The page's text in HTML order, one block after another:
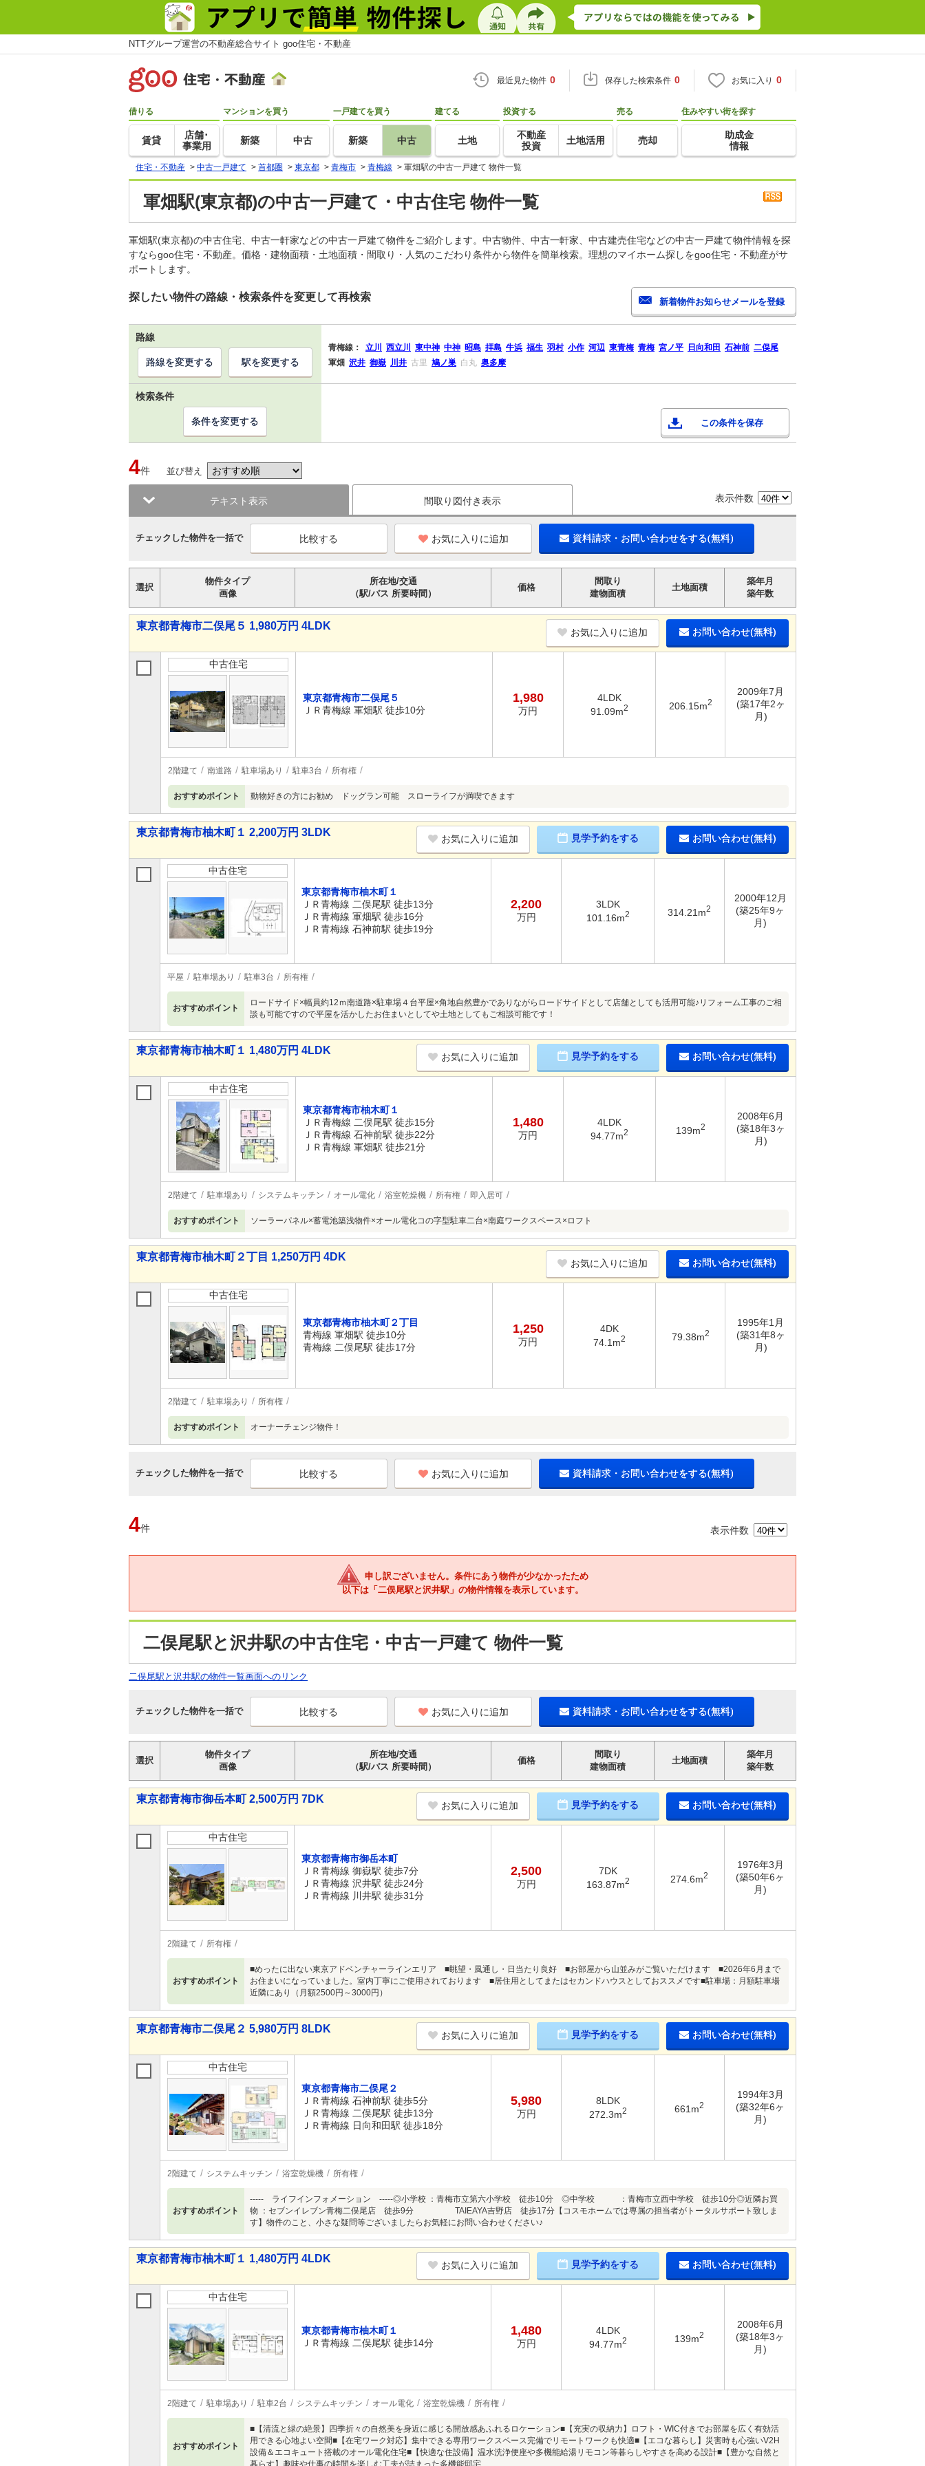
NTTグループ運営の不動産総合サイト goo住宅・不動産
最近見た物件 0 保存した検索条件 0 お気に入り 0
借りる
賃貸
店舗･
事業用
マンションを買う
新築 中古
一戸建てを買う
新築 中古
建てる
土地
投資する
不動産
投資
土地活用
売る
売却
住みやすい街を探す
助成金
情報
住宅・不動産 > 中古一戸建て > 首都圏 > 東京都 > 青梅市 > 青梅線 > 軍畑駅の中古一戸建て 物件一覧
軍畑駅(東京都)の中古一戸建て・中古住宅 物件一覧
軍畑駅(東京都)の中古住宅、中古一軒家などの中古一戸建て物件をご紹介します。中古物件、中古一軒家、中古建売住宅などの中古一戸建て物件情報を探
すならgoo住宅・不動産。価格・建物面積・土地面積・間取り・人気のこだわり条件から物件を簡単検索。理想のマイホーム探しをgoo住宅・不動産がサ
ポートします。
探したい物件の路線・検索条件を変更して再検索
路線
青梅線： 立川 西立川 東中神 中神 昭島 拝島 牛浜 福生 羽村 小作 河辺 東青梅 青梅 宮ノ平 日向和田 石神前 二俣尾
軍畑 沢井 御嶽 川井 古里 鳩ノ巣 白丸 奥多摩
路線を変更する 駅を変更する
検索条件
この条件を保存
条件を変更する
4件 並び替え
テキスト表示 間取り図付き表示 表示件数
チェックした物件を一括で お気に入りに追加 資料請求・お問い合わせをする(無料)
選択
物件タイプ
画像
所在地/交通
（駅/バス 所要時間）
価格
間取り
建物面積
土地面積
築年月
築年数
東京都青梅市二俣尾５ 1,980万円 4LDK
お気に入りに追加 お問い合わせ(無料)
中古住宅
東京都青梅市二俣尾５
ＪＲ青梅線 軍畑駅 徒歩10分
1,980
万円
4LDK
91.09m2 206.15m2
2009年7月
(築17年2ヶ
月)
2階建て 南道路 駐車場あり 駐車3台 所有権
おすすめポイント 動物好きの方にお勧め ドッグラン可能 スローライフが満喫できます
東京都青梅市柚木町１ 2,200万円 3LDK
お気に入りに追加 見学予約をする お問い合わせ(無料)
中古住宅
東京都青梅市柚木町１
ＪＲ青梅線 二俣尾駅 徒歩13分
ＪＲ青梅線 軍畑駅 徒歩16分
ＪＲ青梅線 石神前駅 徒歩19分
2,200
万円
3LDK
101.16m2 314.21m2
2000年12月
(築25年9ヶ
月)
平屋 駐車場あり 駐車3台 所有権
おすすめポイント
ロードサイド×幅員約12ｍ南道路×駐車場４台平屋×角地自然豊かでありながらロードサイドとして店舗としても活用可能♪リフォーム工事のご相
談も可能ですので平屋を活かしたお住まいとしてや土地としてもご相談可能です！
東京都青梅市柚木町１ 1,480万円 4LDK
お気に入りに追加 見学予約をする お問い合わせ(無料)
中古住宅
東京都青梅市柚木町１
ＪＲ青梅線 二俣尾駅 徒歩15分
ＪＲ青梅線 石神前駅 徒歩22分
ＪＲ青梅線 軍畑駅 徒歩21分
1,480
万円
4LDK
94.77m2 139m2
2008年6月
(築18年3ヶ
月)
2階建て 駐車場あり システムキッチン オール電化 浴室乾燥機 所有権 即入居可
おすすめポイント ソーラーパネル×蓄電池築浅物件×オール電化コの字型駐車二台×南庭ワークスペース×ロフト
東京都青梅市柚木町２丁目 1,250万円 4DK
お気に入りに追加 お問い合わせ(無料)
中古住宅
東京都青梅市柚木町２丁目
青梅線 軍畑駅 徒歩10分
青梅線 二俣尾駅 徒歩17分
1,250
万円
4DK
74.1m2 79.38m2
1995年1月
(築31年8ヶ
月)
2階建て 駐車場あり 所有権
おすすめポイント オーナーチェンジ物件！
チェックした物件を一括で お気に入りに追加 資料請求・お問い合わせをする(無料)
4件 表示件数
申し訳ございません。条件にあう物件が少なかったため
以下は「二俣尾駅と沢井駅」の物件情報を表示しています。
二俣尾駅と沢井駅の中古住宅・中古一戸建て 物件一覧
二俣尾駅と沢井駅の物件一覧画面へのリンク
チェックした物件を一括で お気に入りに追加 資料請求・お問い合わせをする(無料)
選択
物件タイプ
画像
所在地/交通
（駅/バス 所要時間）
価格
間取り
建物面積
土地面積
築年月
築年数
東京都青梅市御岳本町 2,500万円 7DK
お気に入りに追加 見学予約をする お問い合わせ(無料)
中古住宅
東京都青梅市御岳本町
ＪＲ青梅線 御嶽駅 徒歩7分
ＪＲ青梅線 沢井駅 徒歩24分
ＪＲ青梅線 川井駅 徒歩31分
2,500
万円
7DK
163.87m2 274.6m2
1976年3月
(築50年6ヶ
月)
2階建て 所有権
おすすめポイント
■めったに出ない東京アドベンチャーラインエリア ■眺望・風通し・日当たり良好 ■お部屋から山並みがご覧いただけます ■2026年6月まで
お住まいになっていました。室内丁寧にご使用されております ■居住用としてまたはセカンドハウスとしておススメです■駐車場：月額駐車場
近隣にあり（月額2500円～3000円）
東京都青梅市二俣尾２ 5,980万円 8LDK
お気に入りに追加 見学予約をする お問い合わせ(無料)
中古住宅
東京都青梅市二俣尾２
ＪＲ青梅線 石神前駅 徒歩5分
ＪＲ青梅線 二俣尾駅 徒歩13分
ＪＲ青梅線 日向和田駅 徒歩18分
5,980
万円
8LDK
272.3m2 661m2
1994年3月
(築32年6ヶ
月)
2階建て システムキッチン 浴室乾燥機 所有権
おすすめポイント
----- ライフインフォメーション -----◎小学校 ：青梅市立第六小学校 徒歩10分 ◎中学校 ：青梅市立西中学校 徒歩10分◎近隣お買
物 ：セブンイレブン青梅二俣尾店 徒歩9分 TAIEAYA吉野店 徒歩17分【コスモホームでは専属の担当者がトータルサポート致しま
す】物件のこと、小さな疑問等ございましたらお気軽にお問い合わせください♪
東京都青梅市柚木町１ 1,480万円 4LDK
お気に入りに追加 見学予約をする お問い合わせ(無料)
中古住宅
東京都青梅市柚木町１
ＪＲ青梅線 二俣尾駅 徒歩14分
1,480
万円
4LDK
94.77m2 139m2
2008年6月
(築18年3ヶ
月)
2階建て 駐車場あり 駐車2台 システムキッチン オール電化 浴室乾燥機 所有権
おすすめポイント
■【清流と緑の絶景】四季折々の自然美を身近に感じる開放感あふれるロケーション■【充実の収納力】ロフト・WIC付きでお部屋を広く有効活
用できる心地よい空間■【在宅ワーク対応】集中できる専用ワークスペース完備でリモートワークも快適■【エコな暮らし】災害時も心強いV2H
設備＆エコキュート搭載のオール電化住宅■【快適な住設備】温水洗浄便座や多機能給湯リモコン等暮らしやすさを高める設計■【豊かな自然と
暮らす】趣味や仕事の時間を楽しむ工夫が詰まった多機能邸宅